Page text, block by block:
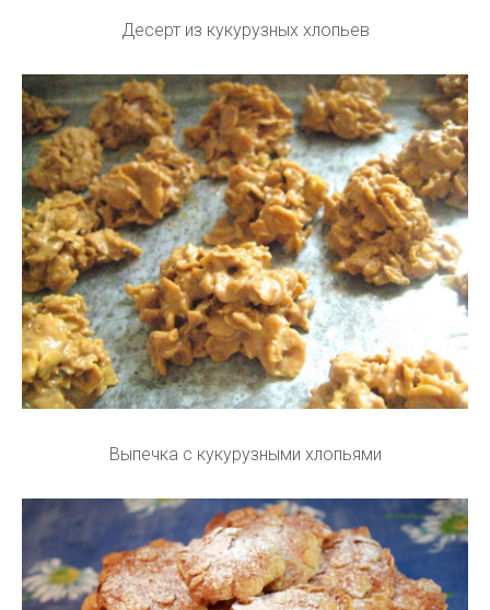
Десерт из кукурузных хлопьев
Выпечка с кукурузными хлопьями